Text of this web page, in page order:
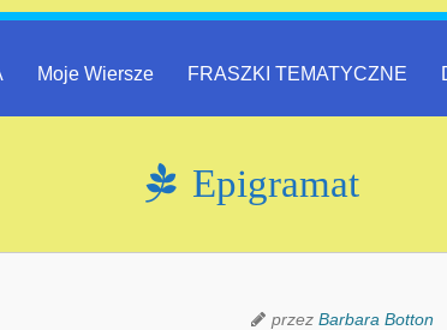
Moje Wiersze FRASZKI TEMATYCZNE
Epigramat
przez Barbara Botton